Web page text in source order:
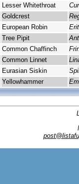
Lesser Whitethroat
Goldcrest
European Robin
Tree Pipit
Common Chaffinch
Common Linnet
Eurasian Siskin
Yellowhammer